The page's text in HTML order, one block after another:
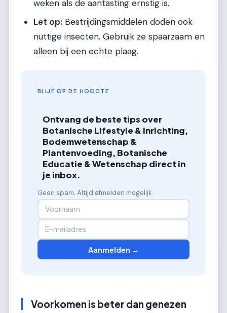
weken als de aantasting ernstig is.
Let op: Bestrijdingsmiddelen doden ook
nuttige insecten. Gebruik ze spaarzaam en
alleen bij een echte plaag.
BLIJF OP DE HOOGTE
Ontvang de beste tips over
Botanische Lifestyle & Inrichting,
Bodemwetenschap &
Plantenvoeding, Botanische
Educatie & Wetenschap direct in
je inbox.
Geen spam. Altijd afmelden mogelijk.
Aanmelden →
Voorkomen is beter dan genezen